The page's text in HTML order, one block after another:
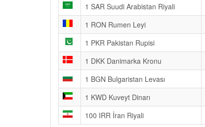
1 SAR Suudi Arabistan Riyali
1 RON Rumen Leyi
1 PKR Pakistan Rupisi
1 DKK Danimarka Kronu
1 BGN Bulgaristan Levası
1 KWD Kuveyt Dinarı
100 IRR İran Riyali